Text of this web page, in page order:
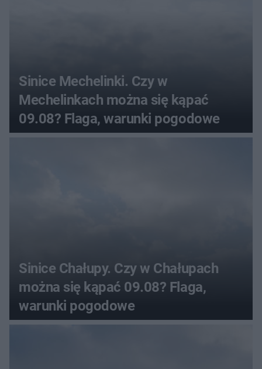
Sinice Mechelinki. Czy w
Mechelinkach można się kąpać
09.08? Flaga, warunki pogodowe
Sinice Chałupy. Czy w Chałupach
można się kąpać 09.08? Flaga,
warunki pogodowe